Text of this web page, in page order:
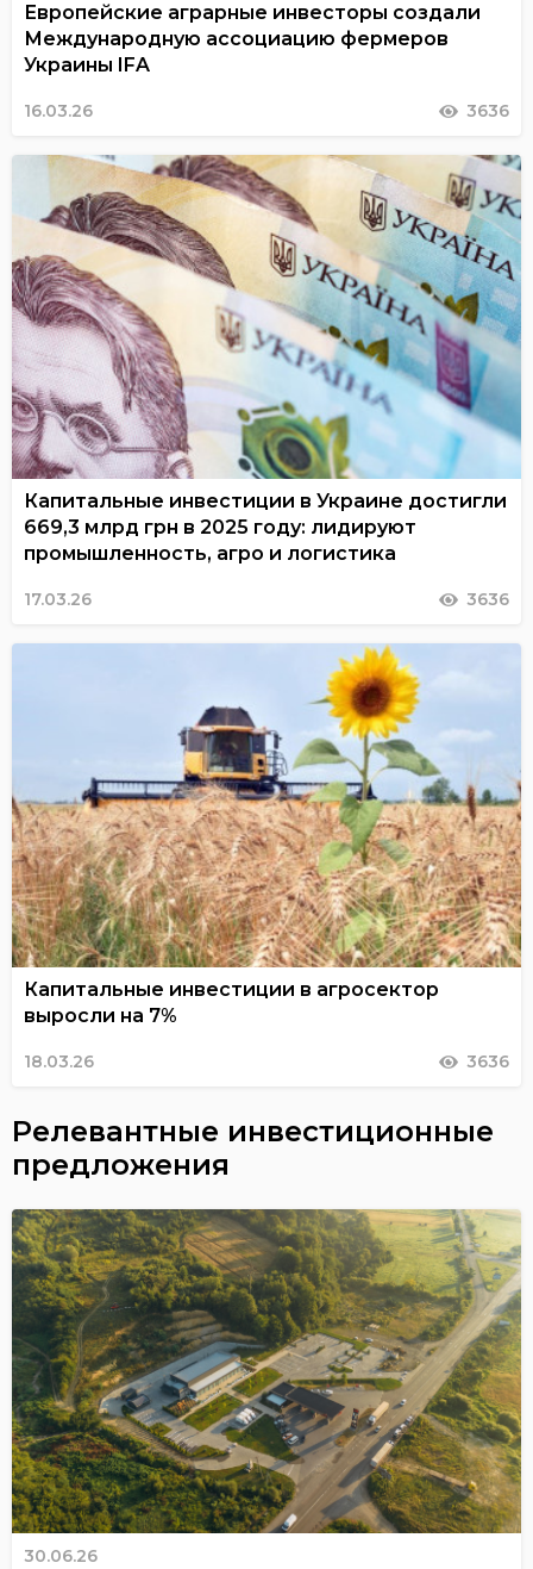
Европейские аграрные инвесторы создали
Международную ассоциацию фермеров
Украины IFA
16.03.26 3636
Капитальные инвестиции в Украине достигли
669,3 млрд грн в 2025 году: лидируют
промышленность, агро и логистика
17.03.26 3636
Капитальные инвестиции в агросектор
выросли на 7%
18.03.26 3636
Релевантные инвестиционные
предложения
30.06.26